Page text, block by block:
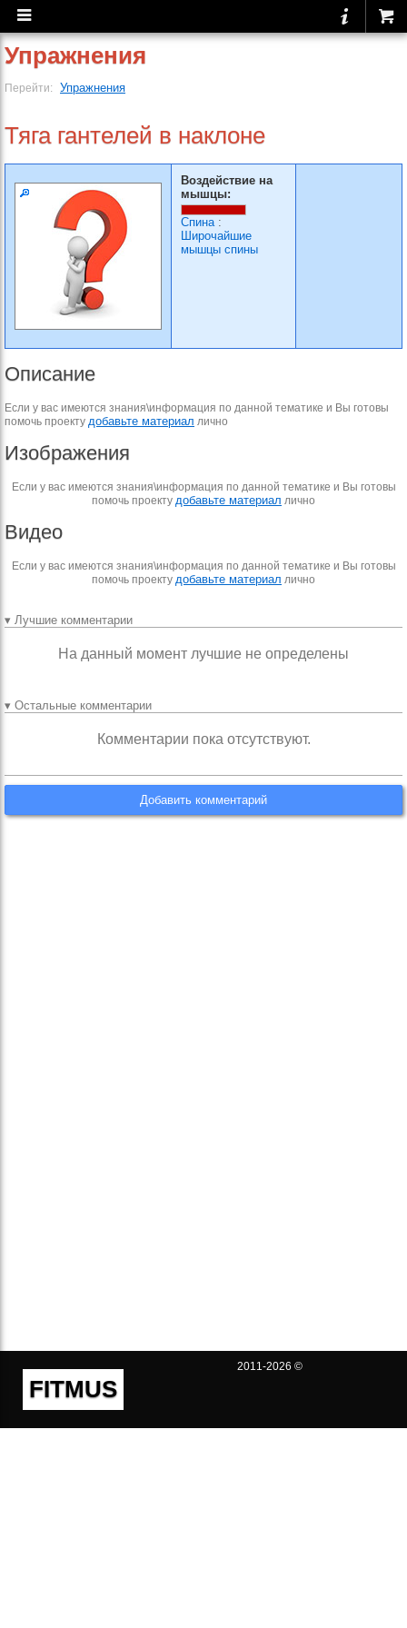
Упражнения
Перейти: Упражнения
Тяга гантелей в наклоне
Воздействие на
мышцы:
Спина:
Широчайшие
мышцы спины
Описание
Если у вас имеются знания\информация по данной тематике и Вы готовы
помочь проекту добавьте материал лично
Изображения
Если у вас имеются знания\информация по данной тематике и Вы готовы
помочь проекту добавьте материал лично
Видео
Если у вас имеются знания\информация по данной тематике и Вы готовы
помочь проекту добавьте материал лично
▾ Лучшие комментарии
На данный момент лучшие не определены
▾ Остальные комментарии
Комментарии пока отсутствуют.
Добавить комментарий
FITMUS
2011-2026 ©